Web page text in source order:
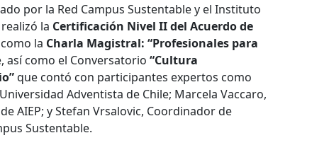
por la Red Campus Sustentable y el Instituto
la Certificación Nivel II del Acuerdo de
la Charla Magistral: “Profesionales para
así como el Conversatorio “Cultura
que contó con participantes expertos como
Adventista de Chile; Marcela Vaccaro,
AIEP; y Stefan Vrsalovic, Coordinador de
Sustentable.